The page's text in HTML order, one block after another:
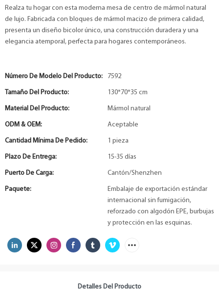
Realza tu hogar con esta moderna mesa de centro de mármol natural
de lujo. Fabricada con bloques de mármol macizo de primera calidad,
presenta un diseño bicolor único, una construcción duradera y una
elegancia atemporal, perfecta para hogares contemporáneos.
Número De Modelo Del Producto: 7592
Tamaño Del Producto: 130*70*35 cm
Material Del Producto: Mármol natural
ODM & OEM: Aceptable
Cantidad Mínima De Pedido: 1 pieza
Plazo De Entrega: 15-35 días
Puerto De Carga: Cantón/Shenzhen
Paquete:
Embalaje de exportación estándar
internacional sin fumigación,
reforzado con algodón EPE, burbujas
y protección en las esquinas.
Detalles Del Producto